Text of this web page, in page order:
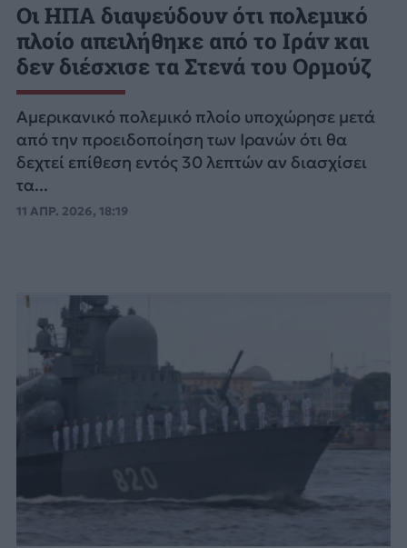
Οι ΗΠΑ διαψεύδουν ότι πολεμικό
πλοίο απειλήθηκε από το Ιράν και
δεν διέσχισε τα Στενά του Ορμούζ
Αμερικανικό πολεμικό πλοίο υποχώρησε μετά
από την προειδοποίηση των Ιρανών ότι θα
δεχτεί επίθεση εντός 30 λεπτών αν διασχίσει
τα...
11 ΑΠΡ. 2026, 18:19